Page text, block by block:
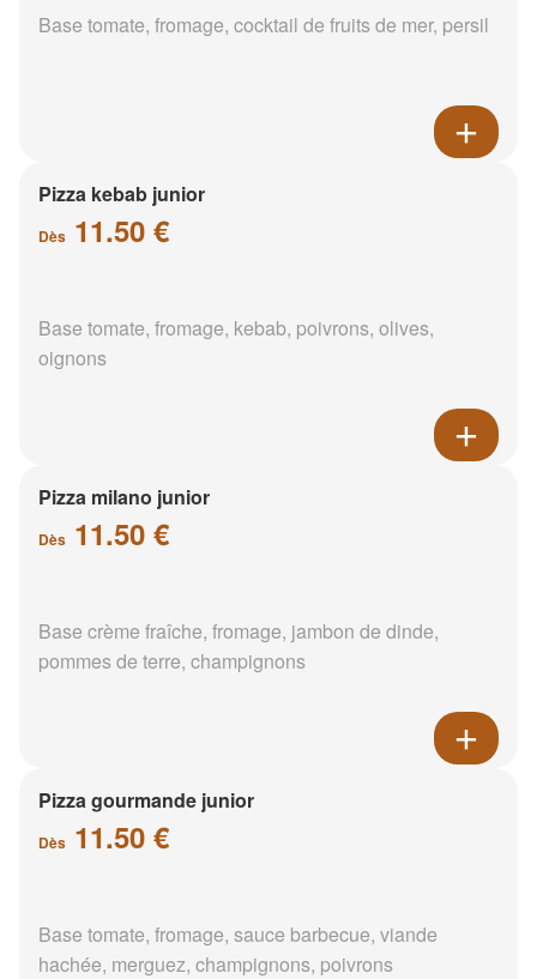
Base tomate, fromage, cocktail de fruits de mer, persil
Pizza kebab junior
Dès 11.50 €
Base tomate, fromage, kebab, poivrons, olives,
oignons
Pizza milano junior
Dès 11.50 €
Base crème fraîche, fromage, jambon de dinde,
pommes de terre, champignons
Pizza gourmande junior
Dès 11.50 €
Base tomate, fromage, sauce barbecue, viande
hachée, merguez, champignons, poivrons